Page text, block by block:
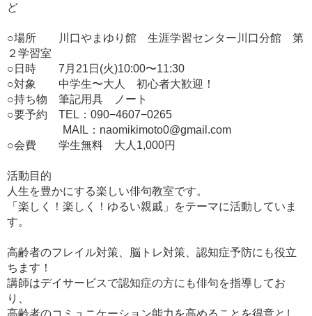
ど
○場所 川口やまゆり館 生涯学習センター川口分館 第
２学習室
○日時 7月21日(火)10:00〜11:30
○対象 中学生〜大人 初心者大歓迎！
○持ち物 筆記用具 ノート
○要予約 TEL：090−4607−0265
MAIL：naomikimoto0@gmail.com
○会費 学生無料 大人1,000円
活動目的
人生を豊かにする楽しい俳句教室です。
「楽しく！楽しく！ゆるい親戚」をテーマに活動していま
す。
高齢者のフレイル対策、脳トレ対策、認知症予防にも役立
ちます！
講師はデイサービスで認知症の方にも俳句を指導してお
り、
高齢者のコミュニケーション能力を高めることを得意とし